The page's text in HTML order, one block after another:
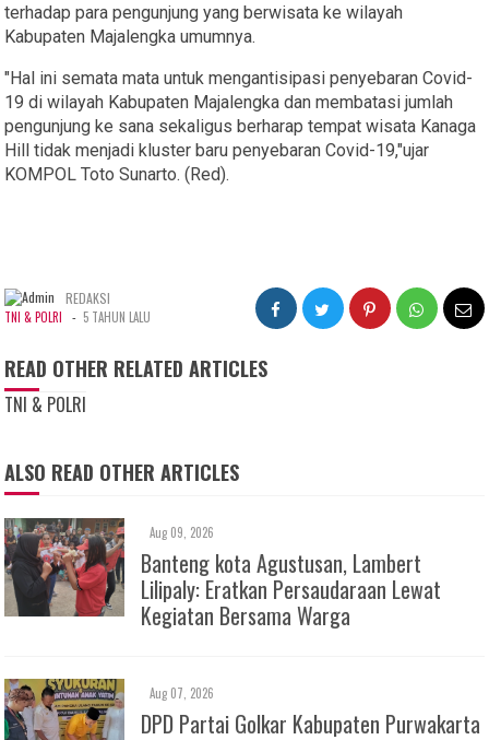
terhadap para pengunjung yang berwisata ke wilayah
Kabupaten Majalengka umumnya.
"Hal ini semata mata untuk mengantisipasi penyebaran Covid-
19 di wilayah Kabupaten Majalengka dan membatasi jumlah
pengunjung ke sana sekaligus berharap tempat wisata Kanaga
Hill tidak menjadi kluster baru penyebaran Covid-19,"ujar
KOMPOL Toto Sunarto. (Red).
REDAKSI
TNI & POLRI - 5 TAHUN LALU
READ OTHER RELATED ARTICLES
TNI & POLRI
ALSO READ OTHER ARTICLES
Aug 09, 2026
Banteng kota Agustusan, Lambert
Lilipaly: Eratkan Persaudaraan Lewat
Kegiatan Bersama Warga
Aug 07, 2026
DPD Partai Golkar Kabupaten Purwakarta